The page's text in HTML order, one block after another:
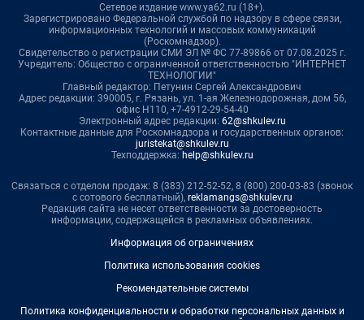
Сетевое издание www.ya62.ru (18+).
Зарегистрировано Федеральной службой по надзору в сфере связи,
информационных технологий и массовых коммуникаций
(Роскомнадзор).
Свидетельство о регистрации СМИ ЭЛ № ФС 77-89866 от 07.08.2025 г.
Учредитель: Общество с ограниченной ответственностью "ИНТЕРНЕТ
ТЕХНОЛОГИИ"
Главный редактор: Петунин Сергей Александрович
Адрес редакции: 390005, г. Рязань, ул. 1-ая Железнодорожная, дом 56,
офис Н110, +7-4912-29-54-40
Электронный адрес редакции: 62@shkulev.ru
Контактные данные для Роскомнадзора и государственных органов:
juristekat@shkulev.ru
Техподдержка: help@shkulev.ru
Связаться с отделом продаж: 8 (383) 212-52-52, 8 (800) 200-03-83 (звонок
с сотового бесплатный), reklamangs@shkulev.ru
Редакция сайта не несет ответственности за достоверность
информации, содержащейся в рекламных объявлениях.
Информация об ограничениях
Политика использования cookies
Рекомендательные системы
Политика конфиденциальности и обработки персональных данных и